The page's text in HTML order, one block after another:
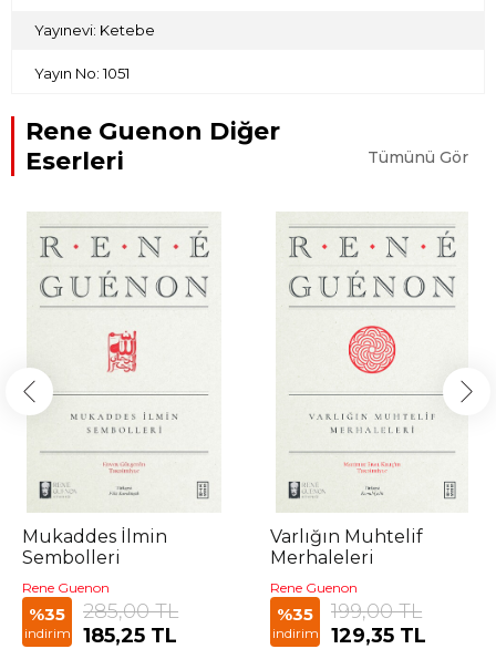
Yayınevi: Ketebe
Yayın No: 1051
Rene Guenon Diğer
Eserleri
Tümünü Gör
Mukaddes İlmin
Sembolleri
Rene Guenon
%35
indirim
285,00 TL
185,25 TL
Varlığın Muhtelif
Merhaleleri
Rene Guenon
%35
indirim
199,00 TL
129,35 TL